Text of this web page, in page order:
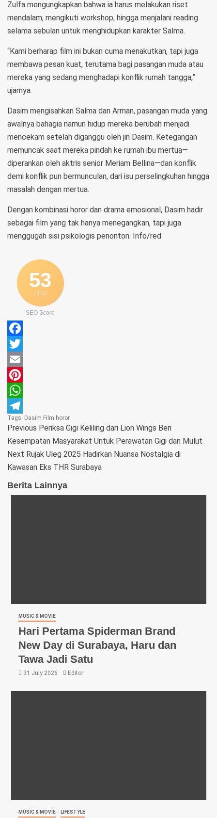
Zulfa mengungkapkan bahwa ia harus melakukan riset
mendalam, mengikuti workshop, hingga menjalani reading
selama sebulan untuk menghidupkan karakter Salma.
“Kami berharap film ini bukan cuma menakutkan, tapi juga
membawa pesan kuat, terutama bagi pasangan muda atau
mereka yang sedang menghadapi konflik rumah tangga,”
ujarnya.
Dasim mengisahkan Salma dan Arman, pasangan muda yang
awalnya bahagia namun hidup mereka berubah menjadi
mencekam setelah diganggu oleh jin Dasim. Ketegangan
memuncak saat mereka pindah ke rumah ibu mertua—
diperankan oleh aktris senior Meriam Bellina—dan konflik
demi konflik pun bermunculan, dari isu perselingkuhan hingga
masalah dengan mertua.
Dengan kombinasi horor dan drama emosional, Dasim hadir
sebagai film yang tak hanya menegangkan, tapi juga
menggugah sisi psikologis penonton. Info/red
53
/ 100
SEO Score
Facebook
Twitter
Email
Pinterest
WhatsApp
Telegram
Tags: Dasim Film horor
Previous Periksa Gigi Keliling dari Lion Wings Beri
Kesempatan Masyarakat Untuk Perawatan Gigi dan Mulut
Next Rujak Uleg 2025 Hadirkan Nuansa Nostalgia di
Kawasan Eks THR Surabaya
Berita Lainnya
MUSIC & MOVIE
Hari Pertama Spiderman Brand
New Day di Surabaya, Haru dan
Tawa Jadi Satu
31 July 2026 Editor
MUSIC & MOVIE LIFESTYLE